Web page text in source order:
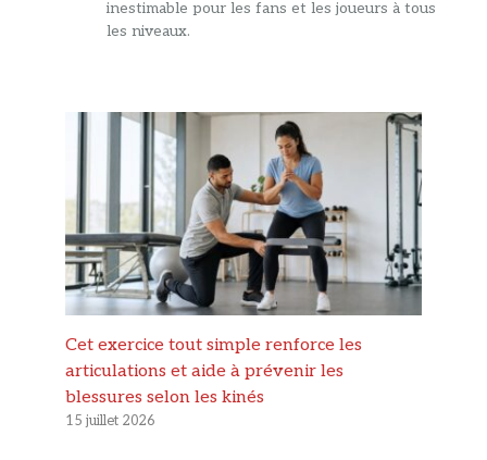
inestimable pour les fans et les joueurs à tous
les niveaux.
Cet exercice tout simple renforce les
articulations et aide à prévenir les
blessures selon les kinés
15 juillet 2026